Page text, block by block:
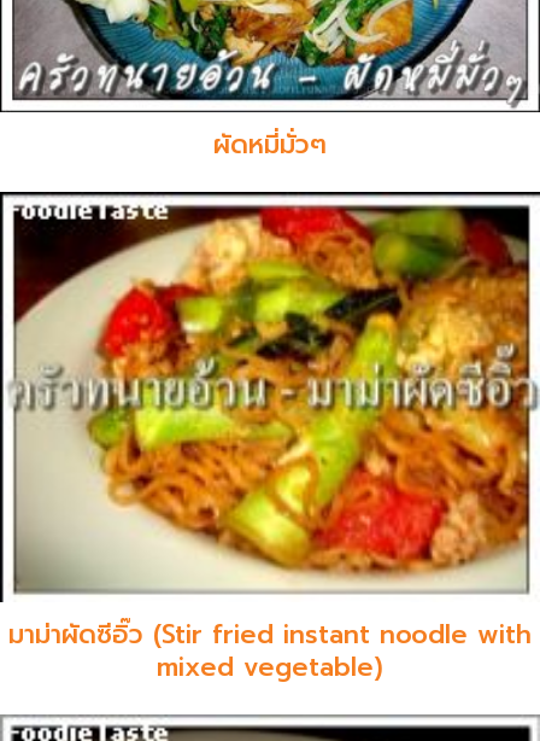
ผัดหมี่มั่วๆ
มาม่าผัดซีอิ๊ว (Stir fried instant noodle with
mixed vegetable)